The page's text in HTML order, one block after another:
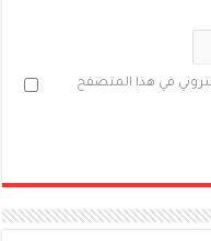
في هذا المتصفح